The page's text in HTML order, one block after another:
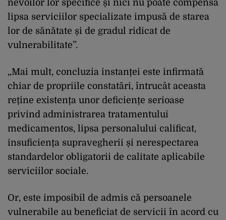
nevoilor lor specifice și nici nu poate compensa
lipsa serviciilor specializate impusă de starea
lor de sănătate și de gradul ridicat de
vulnerabilitate”.
„Mai mult, concluzia instanței este infirmată
chiar de propriile constatări, întrucât aceasta
reține existența unor deficiențe serioase
privind administrarea tratamentului
medicamentos, lipsa personalului calificat,
insuficiența supravegherii și nerespectarea
standardelor obligatorii de calitate aplicabile
serviciilor sociale.
Or, este imposibil de admis că persoanele
vulnerabile au beneficiat de servicii în acord cu